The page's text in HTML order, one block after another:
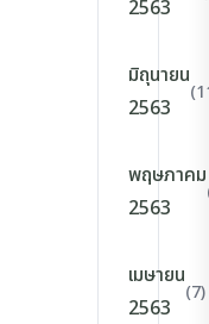
2563
มิถุนายน
2563
พฤษภาคม
2563
เมษายน
2563
(7)